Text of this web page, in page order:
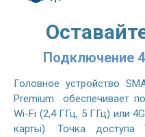
Подключение
Головное устройство
Premium обеспечивает
Wi-Fi (2,4 ГГц, 5 ГГц) или
карты). Точка доступа